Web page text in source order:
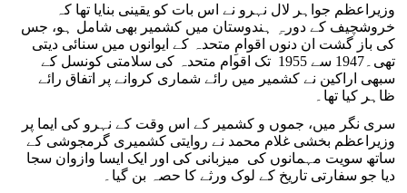
وزیراعظم جواہر لال نہرو نے اس بات کو یقینی بنایا تھا کہ
خروشچیف کے دورہِ ہندوستان میں کشمیر بھی شامل ہو، جس
کی باز گشت ان دنوں اقوامِ متحدہ کے ایوانوں میں سنائی دیتی
تھی۔1947 سے 1955 تک اقوام متحدہ کی سلامتی کونسل کے
سبھی اراکین نے کشمیر میں رائے شماری کروانے پر اتفاق رائے
ظاہر کیا تھا۔
سری نگر میں، جموں و کشمیر کے اس وقت کے نہرو کی ایما پر
وزیراعظم بخشی غلام محمد نے روایتی کشمیری گرمجوشی کے
ساتھ سویت مہمانوں کی میزبانی کی اور ایک ایسا وازوان سجا
دیا جو سفارتی تاریخ کے لوک ورثے کا حصہ بن گیا۔